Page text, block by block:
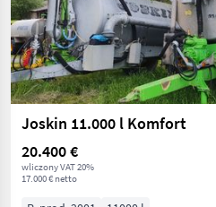
Joskin 11.000 l Komfort
20.400 €
wliczony VAT 20%
17.000 € netto